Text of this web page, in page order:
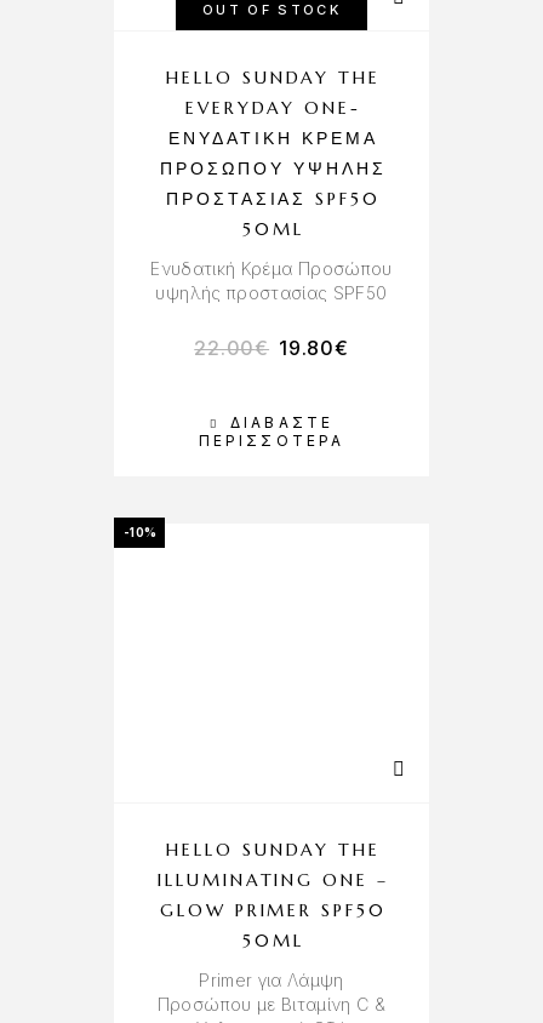
OUT OF STOCK
ΔΙΑΒΆΣΤΕ
ΠΕΡΙΣΣΌΤΕΡΑ
HELLO SUNDAY THE
EVERYDAY ONE-
ΕΝΥΔΑΤΙΚΉ ΚΡΈΜΑ
ΠΡΟΣΏΠΟΥ ΥΨΗΛΉΣ
ΠΡΟΣΤΑΣΊΑΣ SPF50
50ML
Ενυδατική Κρέμα Προσώπου
υψηλής προστασίας SPF50
22.00€ 19.80€
-10%
HELLO SUNDAY THE
ILLUMINATING ONE –
GLOW PRIMER SPF50
50ML
Primer για Λάμψη
Προσώπου με Βιταμίνη C &